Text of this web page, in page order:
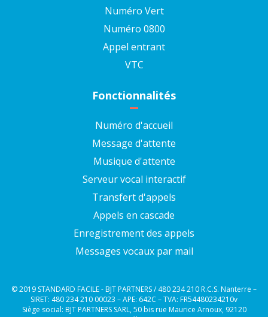
Numéro Vert
Numéro 0800
Appel entrant
VTC
Fonctionnalités
Numéro d'accueil
Message d'attente
Musique d'attente
Serveur vocal interactif
Transfert d'appels
Appels en cascade
Enregistrement des appels
Messages vocaux par mail
© 2019 STANDARD FACILE - BJT PARTNERS / 480 234 210 R.C.S. Nanterre –
SIRET: 480 234 210 00023 – APE: 642C – TVA: FR54480234210v
Siège social: BJT PARTNERS SARL, 50 bis rue Maurice Arnoux, 92120